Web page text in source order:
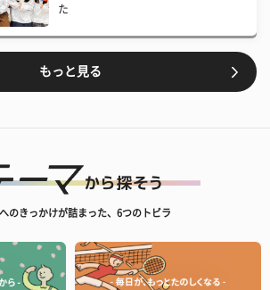
た
もっと見る
のきっかけが詰まった、6つのトビラ